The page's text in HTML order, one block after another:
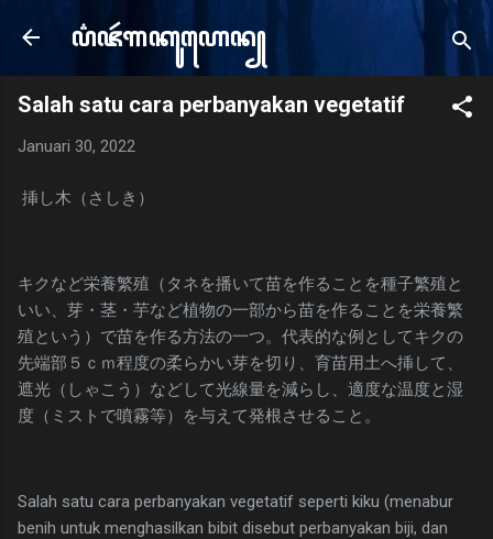
Langsung ke konten utama
ꦥ꦳ꦗꦂ​ꦒꦏꦸꦲꦺꦤ꧀
Salah satu cara perbanyakan vegetatif
Januari 30, 2022
挿し木（さしき）
キクなど栄養繁殖（タネを播いて苗を作ることを種子繁殖と
いい、芽・茎・芋など植物の一部から苗を作ることを栄養繁
殖という）で苗を作る方法の一つ。代表的な例としてキクの
先端部５ｃｍ程度の柔らかい芽を切り、育苗用土へ挿して、
遮光（しゃこう）などして光線量を減らし、適度な温度と湿
度（ミストで噴霧等）を与えて発根させること。
Salah satu cara perbanyakan vegetatif seperti kiku (menabur
benih untuk menghasilkan bibit disebut perbanyakan biji, dan